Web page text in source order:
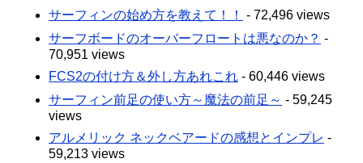
サーフィンの始め方を教えて！！
- 72,496 views
サーフボードのオーバーフロートは悪なのか？ -
70,951 views
FCS2の付け方＆外し方あれこれ - 60,446 views
サーフィン前足の使い方～魔法の前足～ - 59,245
views
アルメリック ネックベアードの感想とインプレ -
59,213 views